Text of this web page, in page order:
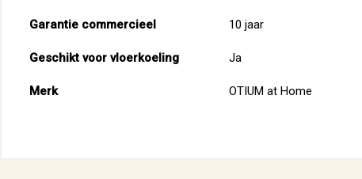
Garantie commercieel 10 jaar
Geschikt voor vloerkoeling Ja
Merk OTIUM at Home